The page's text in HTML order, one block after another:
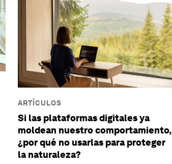
ARTÍCULOS
Si las plataformas digitales ya
moldean nuestro comportamiento,
¿por qué no usarlas para proteger
la naturaleza?